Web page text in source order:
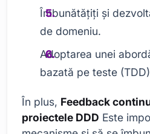
Îmbunătățiți și
de domeniu.
Adoptarea unei
bazată pe teste
În plus, Feedback
proiectele DDD Este